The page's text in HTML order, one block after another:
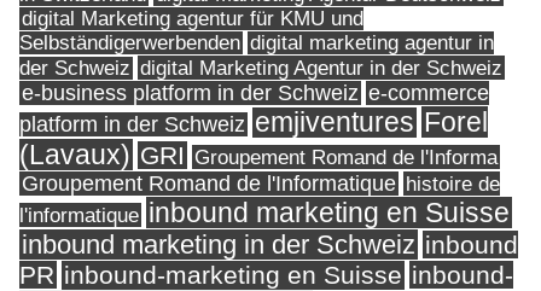
digital Marketing agentur für KMU und
Selbständigerwerbenden digital marketing agentur in
der Schweiz digital Marketing Agentur in der Schweiz
e-business platform in der Schweiz e-commerce
platform in der Schweiz emjiventures Forel
(Lavaux) GRI Groupement Romand de l'Informa
Groupement Romand de l'Informatique histoire de
l'informatique inbound marketing en Suisse
inbound marketing in der Schweiz inbound
PR inbound-marketing en Suisse inbound-